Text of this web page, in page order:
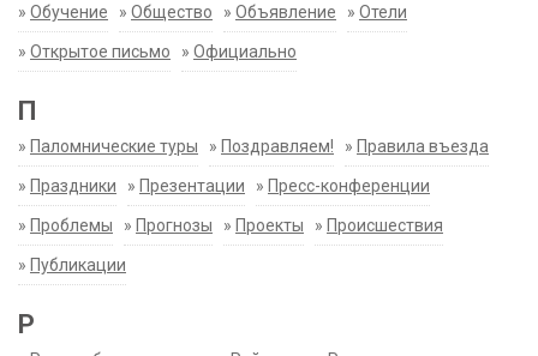
» Обучение » Общество » Объявление » Отели
» Открытое письмо » Официально
П
» Паломнические туры » Поздравляем! » Правила въезда
» Праздники » Презентации » Пресс-конференции
» Проблемы » Прогнозы » Проекты » Происшествия
» Публикации
Р